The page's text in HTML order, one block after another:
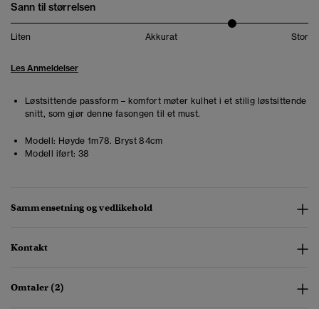
Sann til størrelsen
Liten Akkurat Stor
Les Anmeldelser
Løstsittende passform – komfort møter kulhet i et stilig løstsittende
snitt, som gjør denne fasongen til et must.
Modell: Høyde 1m78. Bryst 84cm
Modell iført: 38
Sammensetning og vedlikehold
Kontakt
Omtaler (2)